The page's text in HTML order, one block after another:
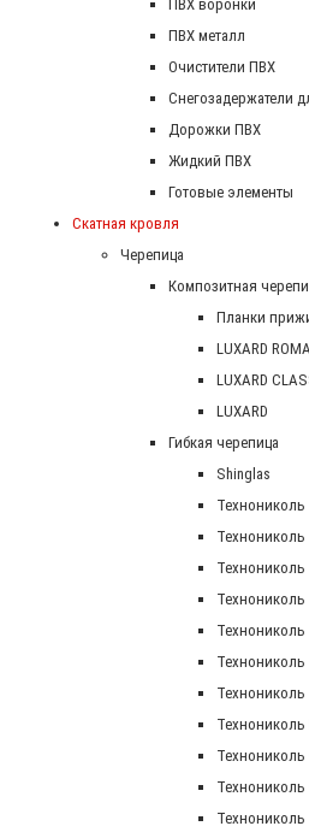
ПВХ воронки
ПВХ металл
Очистители ПВХ
Снегозадержатели
Дорожки ПВХ
Жидкий ПВХ
Готовые элементы
Скатная кровля
Черепица
Композитная
Планки
LUXARD
LUXARD
LUXARD
Гибкая черепица
Shinglas
Технониколь
Технониколь
Технониколь
Технониколь
Технониколь